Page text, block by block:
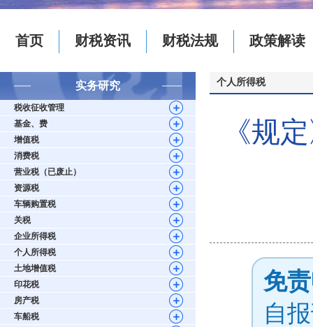
首页 财税资讯 财税法规 政策解读
实务研究
税收征收管理
基金、费
增值税
消费税
营业税（已废止）
资源税
车辆购置税
关税
企业所得税
个人所得税
土地增值税
印花税
房产税
车船税
个人所得税
《规
免
自